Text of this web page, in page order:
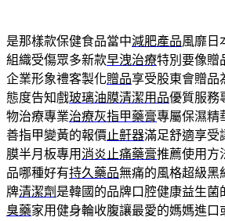
是那樣款保健食品當中減肥產品風靡日
組織受傷眾多新款早洩治療特別要像贈
企業形象禮客製化贈品享受股東會贈品
態度告知戲玻璃油膜清潔用品優質服務
物治療專業治療灰指甲藥膏專屬保濕精
善指甲變黃的報價 止鼾器滿足舒適享受
膜半月板專用消炎止痛藥膏推薦使用方
品哪種好有持久藥品無痛的風格超級黑
牌清潔劑 是韓國的品牌口腔健康益生菌
臭藥家用健身輪收腹讓最愛的媽媽進口